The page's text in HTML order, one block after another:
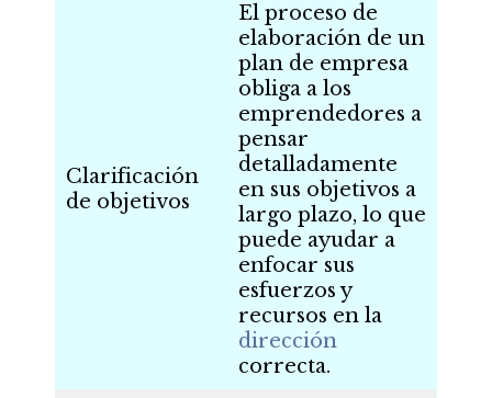
Clarificación
de objetivos
El proceso de
elaboración de un
plan de empresa
obliga a los
emprendedores a
pensar
detalladamente
en sus objetivos a
largo plazo, lo que
puede ayudar a
enfocar sus
esfuerzos y
recursos en la
dirección
correcta.